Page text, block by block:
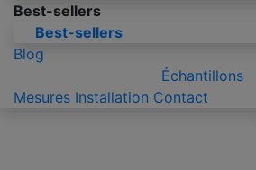
Best-sellers
Best-sellers
Blog
Échantillons
Mesures Installation Contact